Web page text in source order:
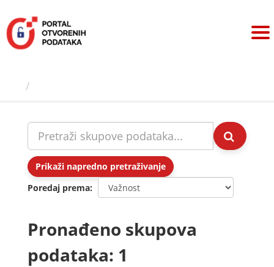
sadržaj
Prikaži napredno pretraživanje
Poredaj prema
Pronađeno skupova
podataka: 1